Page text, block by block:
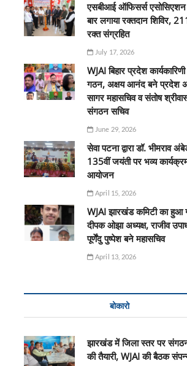
एसबीआई ऑफिसर्स
बार लगाया रक्तदान शिविर,
रक्त संग्रहित
July 17, 2026
WJAI बिहार प्रदेश
गठन, अक्षय आनंद बने प्रदेश
सागर महासचिव व संतोष
संगठन सचिव
June 29, 2026
सेवा पटना द्वारा डॉ. भीमराव
135वीं जयंती पर भव्य
आयोजन
April 15, 2026
WJAI झारखंड कमिटी का हुआ
दीपक ओझा अध्यक्ष, राजीव
पूर्णेंदु पुष्पेश बने महासचिव
April 13, 2026
बोकारो
झारखंड में जिला स्तर पर संगठन
की तैयारी, WJAI की बैठक